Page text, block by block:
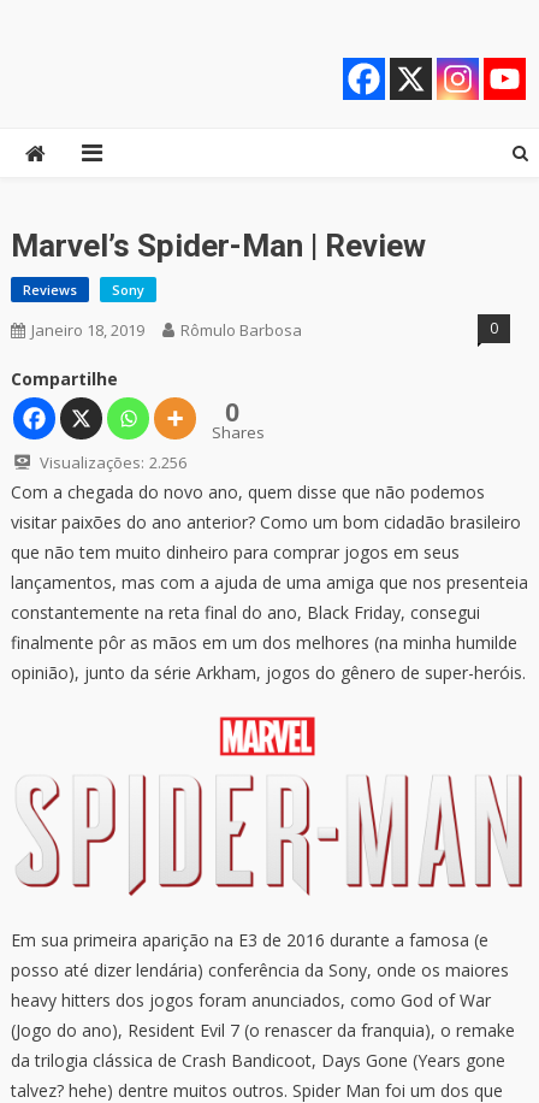
Quebrando o Controle
Marvel’s Spider-Man | Review
Reviews Sony
Janeiro 18, 2019 Rômulo Barbosa 0
Compartilhe
0
Shares
Visualizações: 2.256
Com a chegada do novo ano, quem disse que não podemos
visitar paixões do ano anterior? Como um bom cidadão brasileiro
que não tem muito dinheiro para comprar jogos em seus
lançamentos, mas com a ajuda de uma amiga que nos presenteia
constantemente na reta final do ano, Black Friday, consegui
finalmente pôr as mãos em um dos melhores (na minha humilde
opinião), junto da série Arkham, jogos do gênero de super-heróis.
Em sua primeira aparição na E3 de 2016 durante a famosa (e
posso até dizer lendária) conferência da Sony, onde os maiores
heavy hitters dos jogos foram anunciados, como God of War
(Jogo do ano), Resident Evil 7 (o renascer da franquia), o remake
da trilogia clássica de Crash Bandicoot, Days Gone (Years gone
talvez? hehe) dentre muitos outros. Spider Man foi um dos que